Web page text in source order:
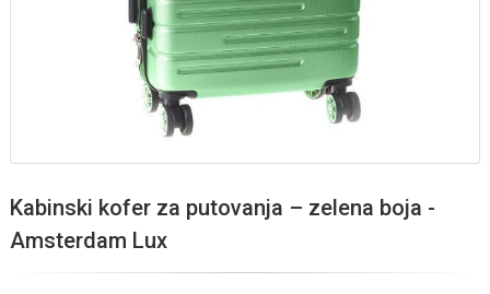
Kabinski kofer za putovanja – zelena boja -
Amsterdam Lux